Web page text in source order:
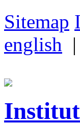
Sitemap
english |